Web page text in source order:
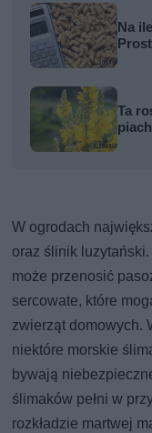
Na
Ta
W ogrodach
oraz ślinik
może przenosić
sercowate, które
zwierząt domowych.
niektóre morskie
bywają
ślimaków pełni w
rozkładzie martwej